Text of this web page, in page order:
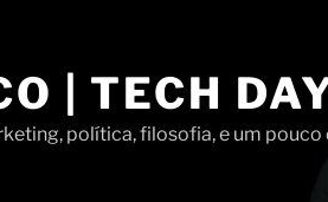
| TECH
política, filosofia, e um pouco